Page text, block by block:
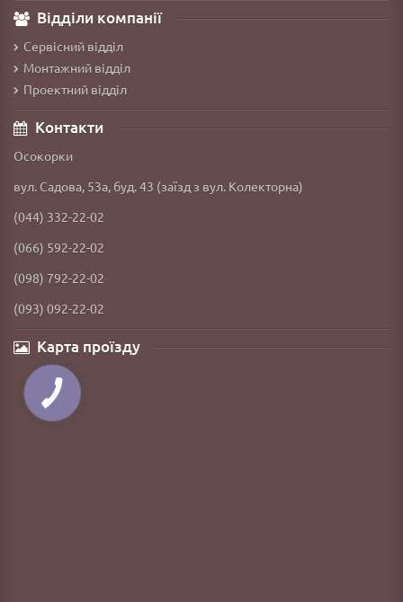
Відділи компанії
Сервісний відділ
Монтажний відділ
Проектний відділ
Контакти
Осокорки
вул. Садова, 53а, буд. 43 (заїзд з вул. Колекторна)
(044) 332-22-02
(066) 592-22-02
(098) 792-22-02
(093) 092-22-02
Карта проїзду